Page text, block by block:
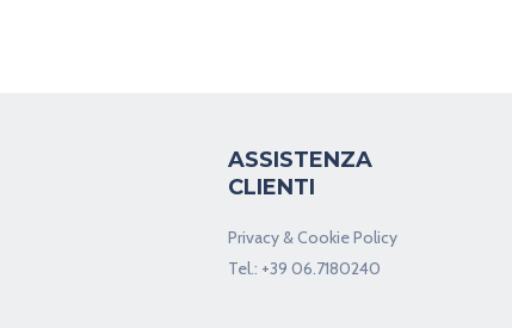
ASSISTENZA
CLIENTI
Privacy & Cookie Policy
Tel.: +39 06.7180240